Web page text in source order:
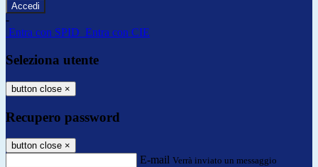
-
Entra con SPID Entra con CIE
Seleziona utente
button close ×
Recupero password
button close ×
E-mail Verrà inviato un messaggio